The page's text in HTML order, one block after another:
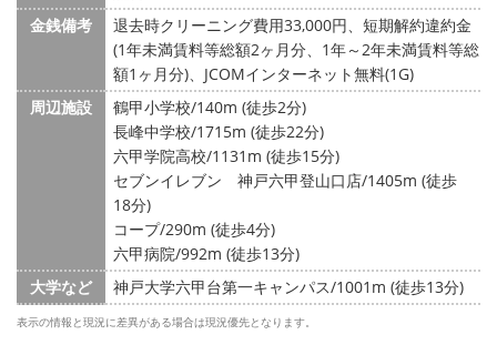
金銭備考
退去時クリーニング費用33,000円、短期解約違約金
(1年未満賃料等総額2ヶ月分、1年～2年未満賃料等総
額1ヶ月分)、JCOMインターネット無料(1G)
周辺施設
鶴甲小学校/140m (徒歩2分)
長峰中学校/1715m (徒歩22分)
六甲学院高校/1131m (徒歩15分)
セブンイレブン 神戸六甲登山口店/1405m (徒歩
18分)
コープ/290m (徒歩4分)
六甲病院/992m (徒歩13分)
大学など
神戸大学六甲台第一キャンパス/1001m (徒歩13分)
表示の情報と現況に差異がある場合は現況優先となります。